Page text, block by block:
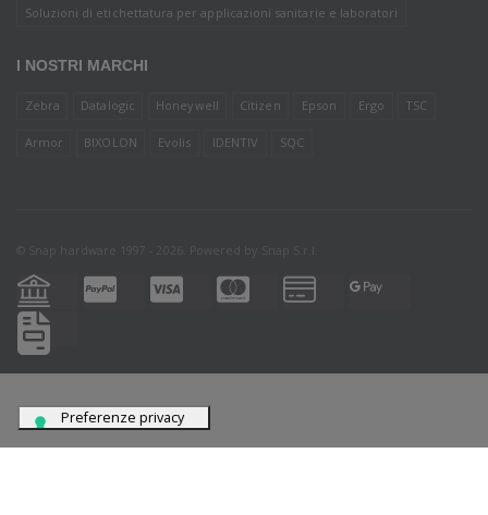
Soluzioni di etichettatura per applicazioni sanitarie e laboratori
I NOSTRI MARCHI
Zebra Datalogic Honeywell Citizen Epson Ergo TSC
Armor BIXOLON Evolis IDENTIV SQC
© Snap hardware 1997 - 2026. Powered by Snap S.r.l.